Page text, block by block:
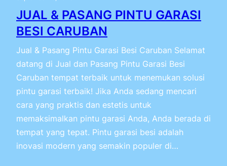
JUAL & PASANG PINTU GARASI
BESI CARUBAN
Jual & Pasang Pintu Garasi Besi Caruban Selamat
datang di Jual dan Pasang Pintu Garasi Besi
Caruban tempat terbaik untuk menemukan solusi
pintu garasi terbaik! Jika Anda sedang mencari
cara yang praktis dan estetis untuk
memaksimalkan pintu garasi Anda, Anda berada di
tempat yang tepat. Pintu garasi besi adalah
inovasi modern yang semakin populer di…